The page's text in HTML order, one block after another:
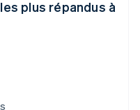
plus répandus à